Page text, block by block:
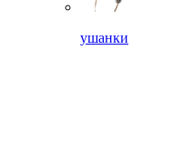
ушанки